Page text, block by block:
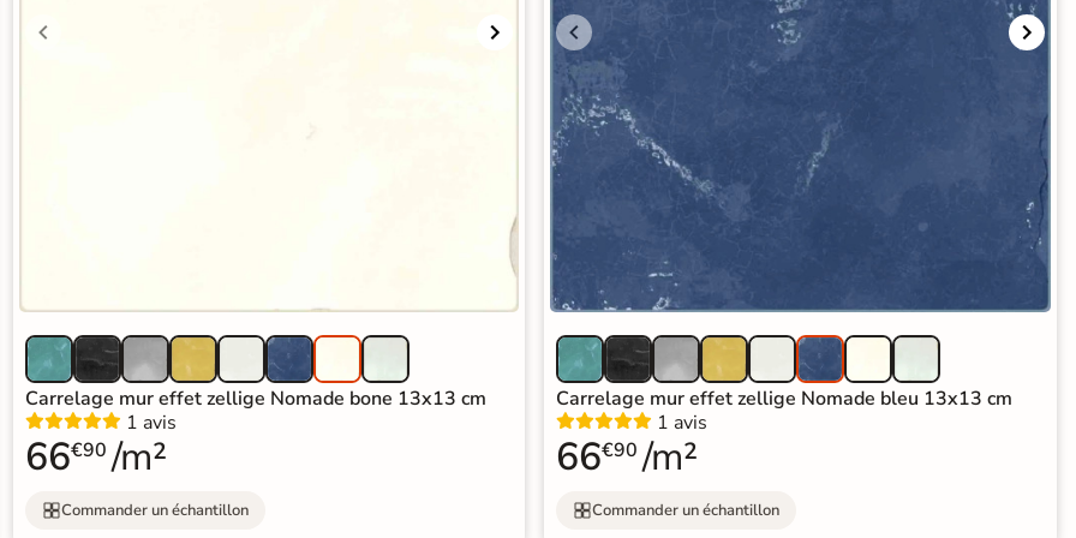
Carrelage mur effet zellige Nomade bone 13x13 cm
1 avis
66€90 /m²
Commander un échantillon
Carrelage mur effet zellige Nomade bleu 13x13 cm
1 avis
66€90 /m²
Commander un échantillon